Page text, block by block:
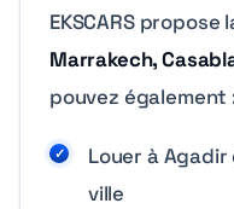
EKSCARS propose
Marrakech,
pouvez également
Louer à
ville